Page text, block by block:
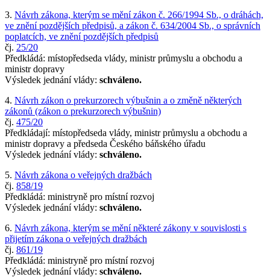
3. Návrh zákona, kterým se mění zákon č. 266/1994 Sb., o dráhách,
ve znění pozdějších předpisů, a zákon č. 634/2004 Sb., o správních
poplatcích, ve znění pozdějších předpisů
čj. 25/20
Předkládá: místopředseda vlády, ministr průmyslu a obchodu a
ministr dopravy
Výsledek jednání vlády: schváleno.
4. Návrh zákon o prekurzorech výbušnin a o změně některých
zákonů (zákon o prekurzorech výbušnin)
čj. 475/20
Předkládají: místopředseda vlády, ministr průmyslu a obchodu a
ministr dopravy a předseda Českého báňského úřadu
Výsledek jednání vlády: schváleno.
5. Návrh zákona o veřejných dražbách
čj. 858/19
Předkládá: ministryně pro místní rozvoj
Výsledek jednání vlády: schváleno.
6. Návrh zákona, kterým se mění některé zákony v souvislosti s
přijetím zákona o veřejných dražbách
čj. 861/19
Předkládá: ministryně pro místní rozvoj
Výsledek jednání vlády: schváleno.